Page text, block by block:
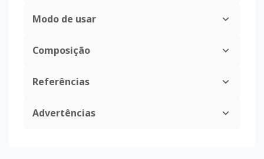
Modo de usar
Composição
Referências
Advertências